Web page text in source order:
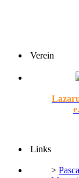
Verein
Links
>